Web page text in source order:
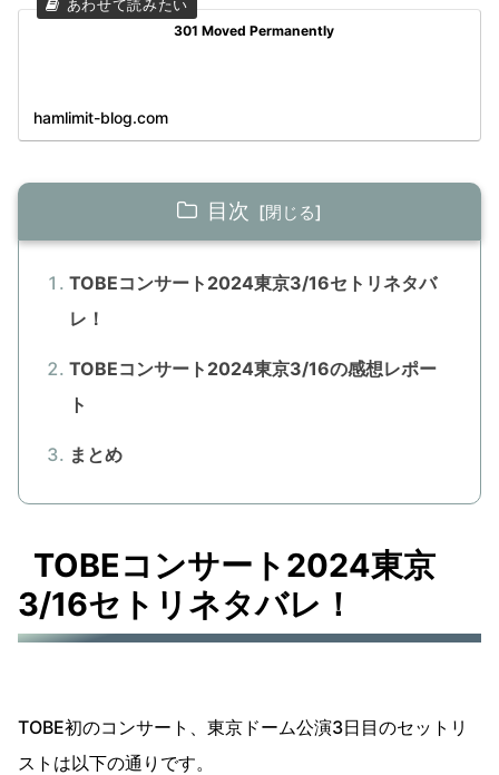
301 Moved Permanently
hamlimit-blog.com
目次
TOBEコンサート2024東京3/16セトリネタバ
レ！
TOBEコンサート2024東京3/16の感想レポー
ト
まとめ
TOBEコンサート2024東京
3/16セトリネタバレ！
TOBE初のコンサート、東京ドーム公演3日目のセットリ
ストは以下の通りです。